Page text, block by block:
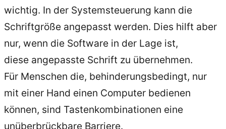
wichtig. In der Systemsteuerung kann die
Schriftgröße angepasst werden. Dies hilft aber
nur, wenn die Software in der Lage ist,
diese angepasste Schrift zu übernehmen.
Für Menschen die, behinderungsbedingt, nur
mit einer Hand einen Computer bedienen
können, sind Tastenkombinationen eine
unüberbrückbare Barriere.